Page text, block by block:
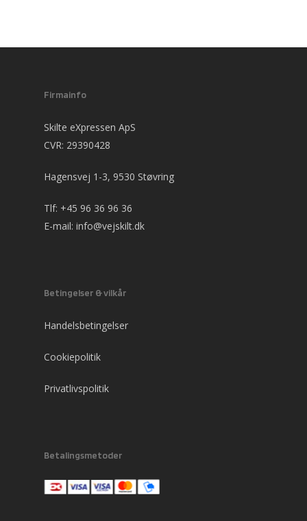
Firmainfo
Skilte eXpressen ApS
CVR: 29390428
Hagensvej 1-3, 9530 Støvring
Tlf: +45 96 36 96 36
E-mail: info@vejskilt.dk
Betingelser & vilkår
Handelsbetingelser
Cookiepolitik
Privatlivspolitik
Betalingsmetoder